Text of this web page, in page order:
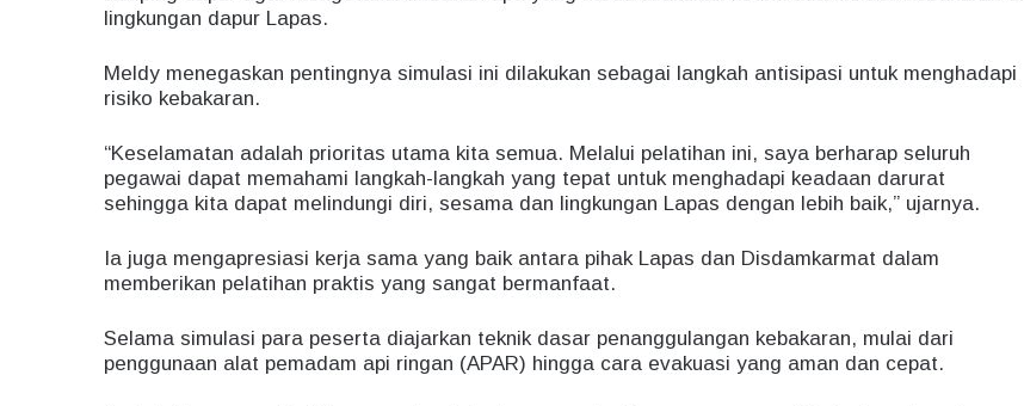
lingkungan dapur Lapas.
Meldy menegaskan pentingnya simulasi ini dilakukan sebagai langkah antisipasi untuk menghadapi
risiko kebakaran.
“Keselamatan adalah prioritas utama kita semua. Melalui pelatihan ini, saya berharap seluruh
pegawai dapat memahami langkah-langkah yang tepat untuk menghadapi keadaan darurat
sehingga kita dapat melindungi diri, sesama dan lingkungan Lapas dengan lebih baik,” ujarnya.
Ia juga mengapresiasi kerja sama yang baik antara pihak Lapas dan Disdamkarmat dalam
memberikan pelatihan praktis yang sangat bermanfaat.
Selama simulasi para peserta diajarkan teknik dasar penanggulangan kebakaran, mulai dari
penggunaan alat pemadam api ringan (APAR) hingga cara evakuasi yang aman dan cepat.